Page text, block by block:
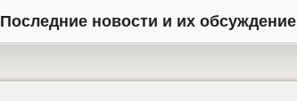
Последние новости и их обсуждение